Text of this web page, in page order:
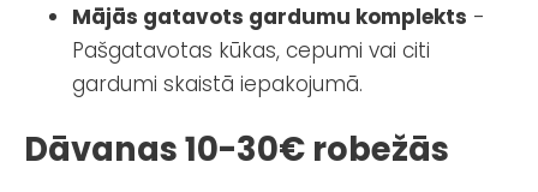
Mājās gatavots gardumu komplekts -
Pašgatavotas kūkas, cepumi vai citi
gardumi skaistā iepakojumā.
Dāvanas 10-30€ robežās